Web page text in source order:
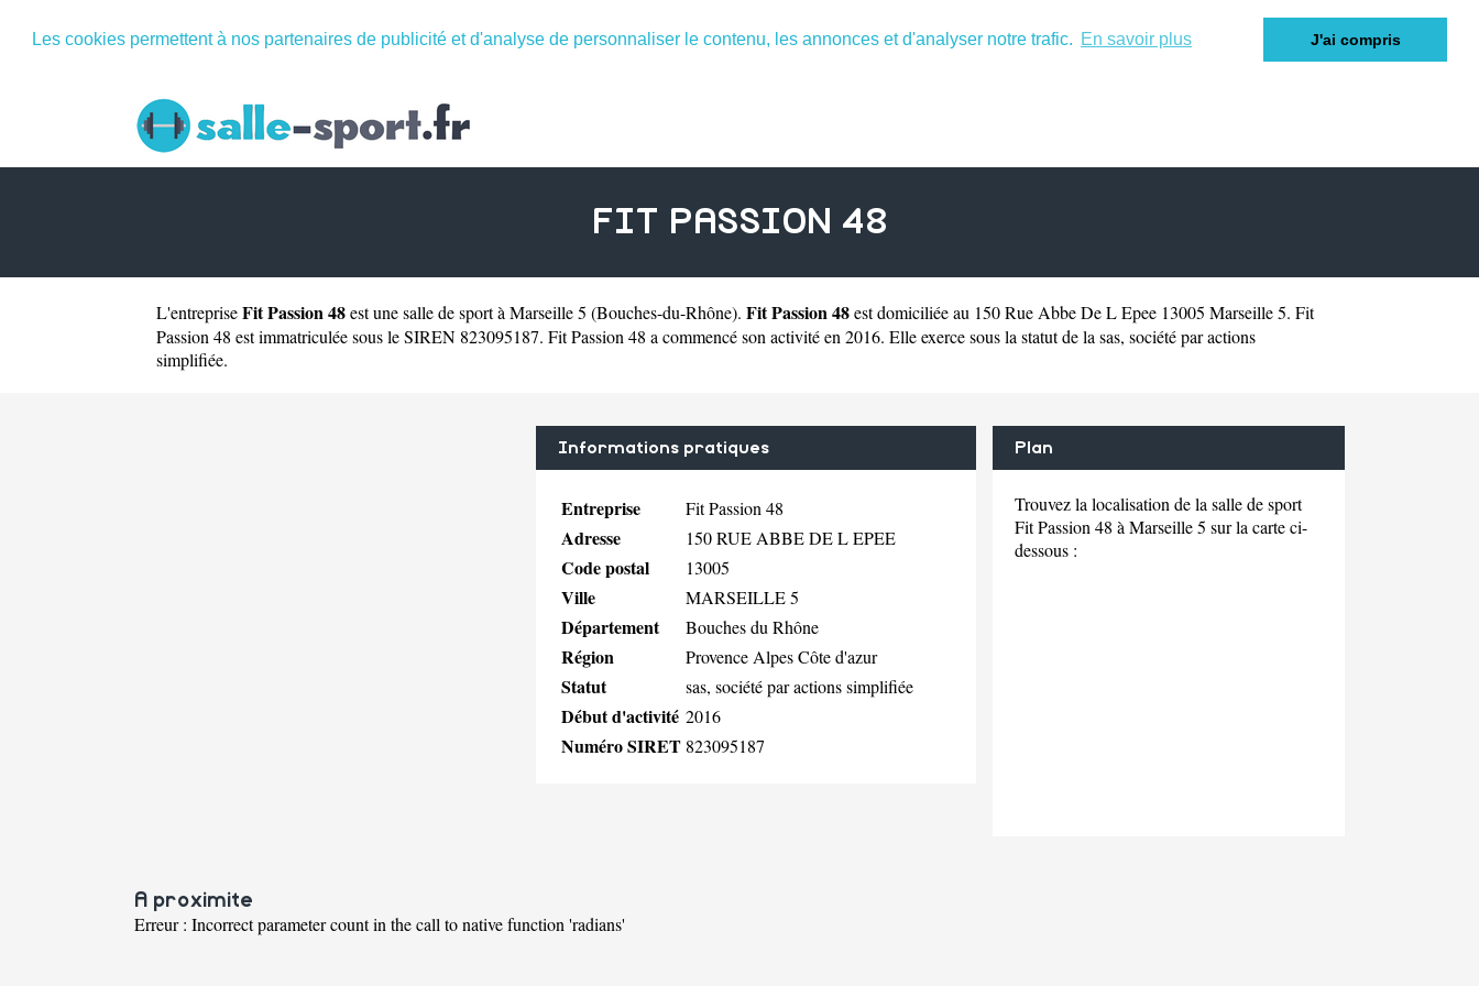
Les cookies permettent à nos partenaires de publicité et d'analyse de personnaliser le contenu, les annonces et d'analyser notre trafic. En savoir plus J'ai compris
FIT PASSION 48
L'entrepriseFit Passion 48est unesalle de sport à Marseille 5 (Bouches-du-Rhône). Fit Passion 48est domiciliée au 150 Rue Abbe De L Epee 13005 Marseille 5. Fit
Passion 48 est immatriculée sous le SIREN 823095187. Fit Passion 48 a commencé son activité en 2016. Elle exerce sous la statut de la sas, société par actions
simplifiée.
Informations pratiques
Entreprise Fit Passion 48
Adresse 150 RUE ABBE DE L EPEE
Code postal 13005
Ville MARSEILLE 5
Département Bouches du Rhône
Région Provence Alpes Côte d'azur
Statut sas, société par actions simplifiée
Début d'activité 2016
Numéro SIRET 823095187
Plan
Trouvez la localisation de la salle de sport
Fit Passion 48 à Marseille 5 sur la carte ci-
dessous :
A proximite
Erreur : Incorrect parameter count in the call to native function 'radians'